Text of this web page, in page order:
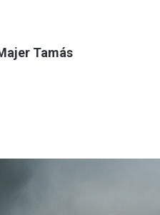
Tamás